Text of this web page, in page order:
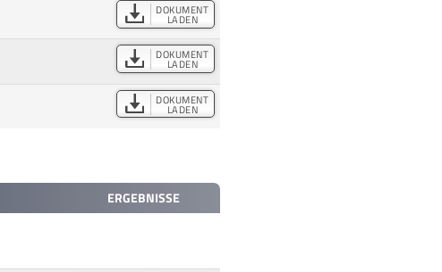
DOKUMENT
LADEN
DOKUMENT
LADEN
DOKUMENT
LADEN
ERGEBNISSE